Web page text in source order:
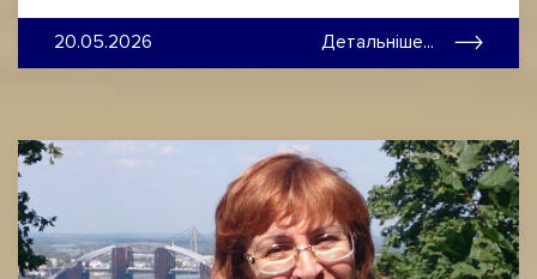
20.05.2026 Детальніше...